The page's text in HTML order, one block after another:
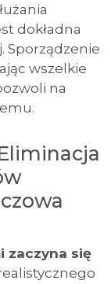
dokładna
Sporządzenie
wszelkie
na
zaczyna się